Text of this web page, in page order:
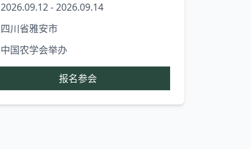
2026.09.12 - 2026.09.14
四川省雅安市
中国农学会举办
报名参会